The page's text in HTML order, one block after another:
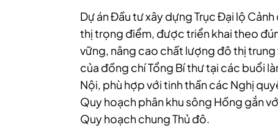
Dự án Đầu tư xây dựng Trục Đại lộ
thị trọng điểm, được triển khai theo
vững, nâng cao chất lượng đô thị
của đồng chí Tổng Bí thư tại các buổi
Nội, phù hợp với tinh thần các Nghị
Quy hoạch phân khu sông Hồng gắn
Quy hoạch chung Thủ đô.